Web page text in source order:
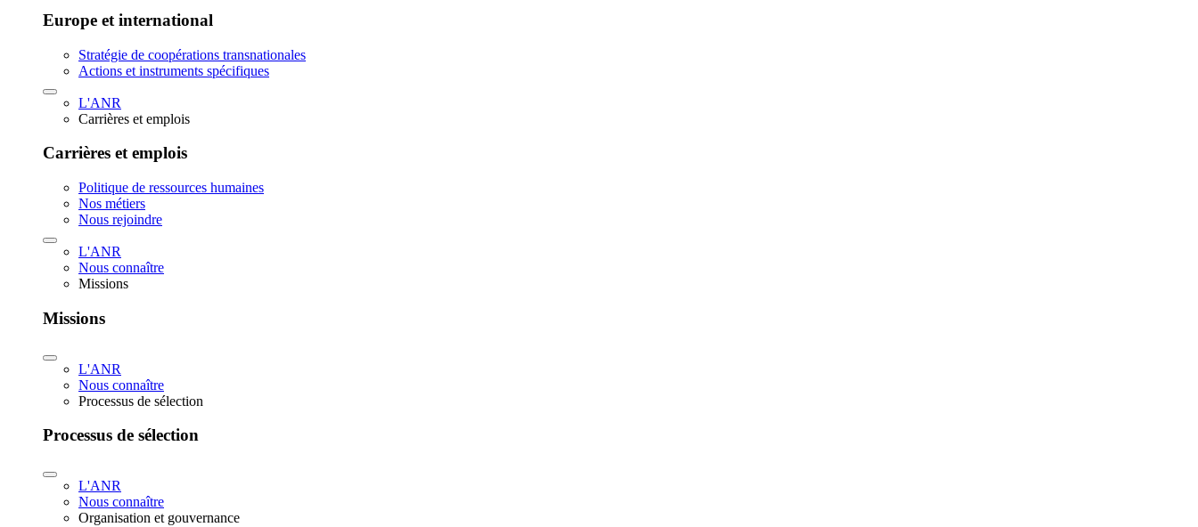
Europe et international
Stratégie de coopérations transnationales
Actions et instruments spécifiques
L'ANR
Carrières et emplois
Carrières et emplois
Politique de ressources humaines
Nos métiers
Nous rejoindre
L'ANR
Nous connaître
Missions
Missions
L'ANR
Nous connaître
Processus de sélection
Processus de sélection
L'ANR
Nous connaître
Organisation et gouvernance